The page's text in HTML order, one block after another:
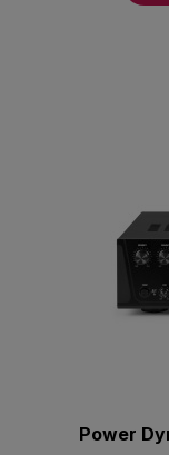
Power